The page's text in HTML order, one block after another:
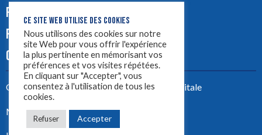
PODCASTS
PUB
CONTACT
Créez votre site avecYellowtie – Agence Digitale
Mentions légales
CE SITE WEB UTILISE DES COOKIES
Nous utilisons des cookies sur notre
site Web pour vous offrir l'expérience
la plus pertinente en mémorisant vos
préférences et vos visites répétées.
En cliquant sur "Accepter", vous
consentez à l'utilisation de tous les
cookies.
Refuser Accepter